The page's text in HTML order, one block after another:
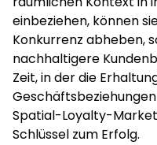
einbeziehen, können
Konkurrenz abheben,
nachhaltigere
Zeit, in der die
Spatial-Loyalty-
Schlüssel zum Erfolg.